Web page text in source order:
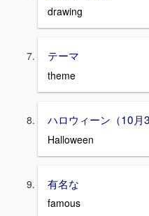
drawing
テーマ
theme
ハロウィーン（10月
Halloween
有名な
famous